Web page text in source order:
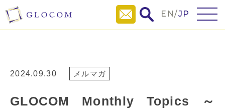
EN/JP
2024.09.30 メルマガ
GLOCOM Monthly Topics ～